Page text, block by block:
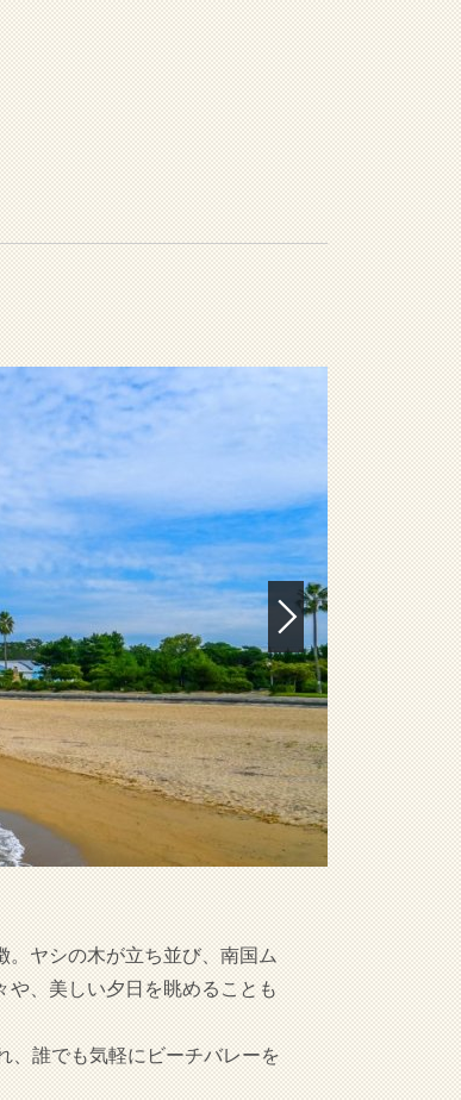
ヤシの木が立ち並び、南国ム
、美しい夕日を眺めることも
、誰でも気軽にビーチバレーを